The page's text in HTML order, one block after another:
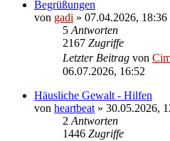
Begrüßungen
von gadi » 07.04.2026, 18:36
5 Antworten
2167 Zugriffe
Letzter Beitrag von
06.07.2026, 16:52
Häusliche Gewalt - Hilfen
von heartbeat » 30.05.2026,
2 Antworten
1446 Zugriffe